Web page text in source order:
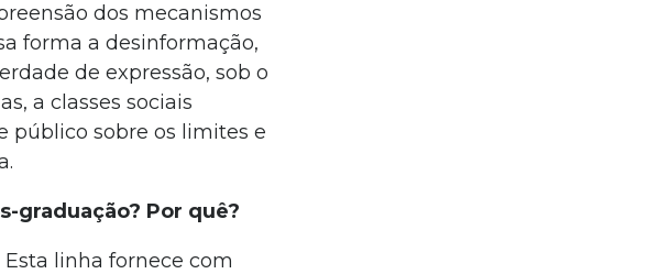
dos mecanismos
forma a desinformação,
de expressão, sob o
a classes sociais
público sobre os limites e
graduação? Por quê?
linha fornece com